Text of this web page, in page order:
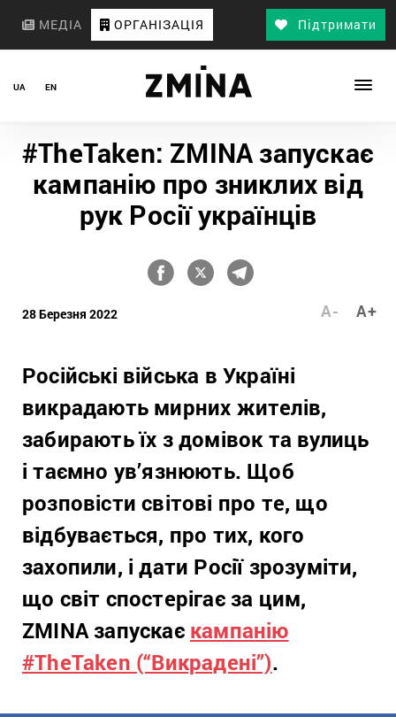
МЕДІА ОРГАНІЗАЦІЯ Підтримати
UA EN
#TheTaken: ZMINA запускає
кампанію про зниклих від
рук Росії українців
28 Березня 2022 A+
A-
Російські війська в Україні
викрадають мирних жителів,
забирають їх з домівок та вулиць
і таємно ув’язнюють. Щоб
розповісти світові про те, що
відбувається, про тих, кого
захопили, і дати Росії зрозуміти,
що світ спостерігає за цим,
ZMINA запускає кампанію
#TheTaken (“Викрадені”).